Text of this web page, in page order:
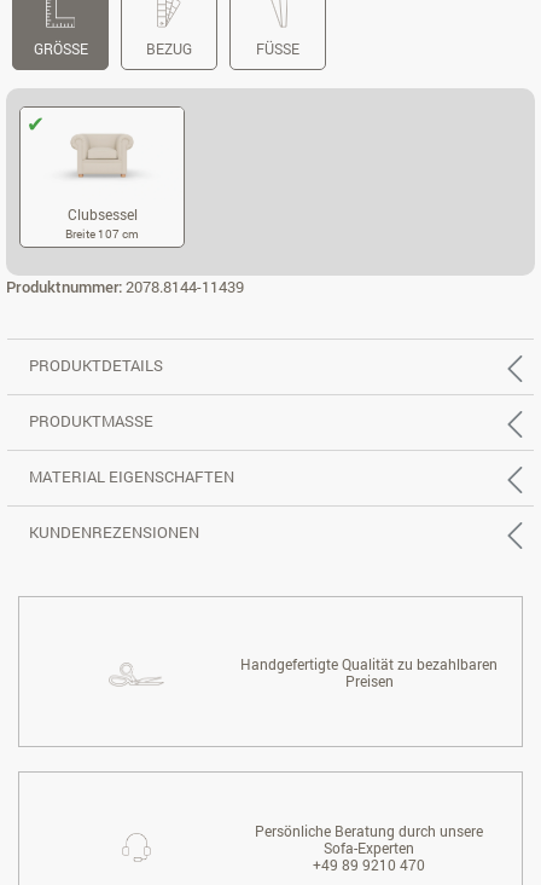
GRÖSSE BEZUG FÜSSE
Clubsessel
Breite 107 cm
Produktnummer:2078.8144-11439
PRODUKTDETAILS
PRODUKTMASSE
MATERIAL EIGENSCHAFTEN
KUNDENREZENSIONEN
Handgefertigte Qualität zu bezahlbaren
Preisen
Persönliche Beratung durch unsere
Sofa-Experten
+49 89 9210 470